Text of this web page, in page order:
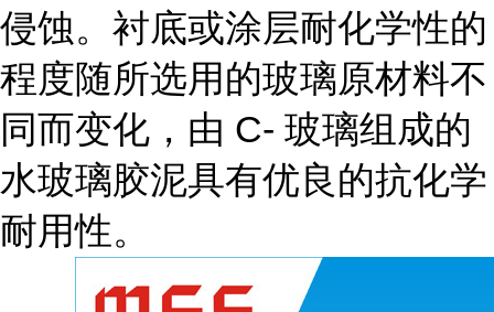
侵蚀。衬底或涂层耐化学性的
程度随所选用的玻璃原材料不
同而变化，由 C- 玻璃组成的
水玻璃胶泥具有优良的抗化学
耐用性。